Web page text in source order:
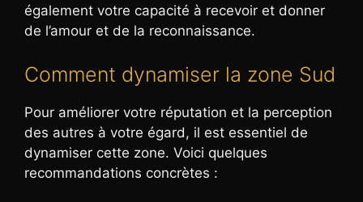
également votre capacité à recevoir et donner
de l’amour et de la reconnaissance.
Comment dynamiser la zone Sud
Pour améliorer votre réputation et la perception
des autres à votre égard, il est essentiel de
dynamiser cette zone. Voici quelques
recommandations concrètes :